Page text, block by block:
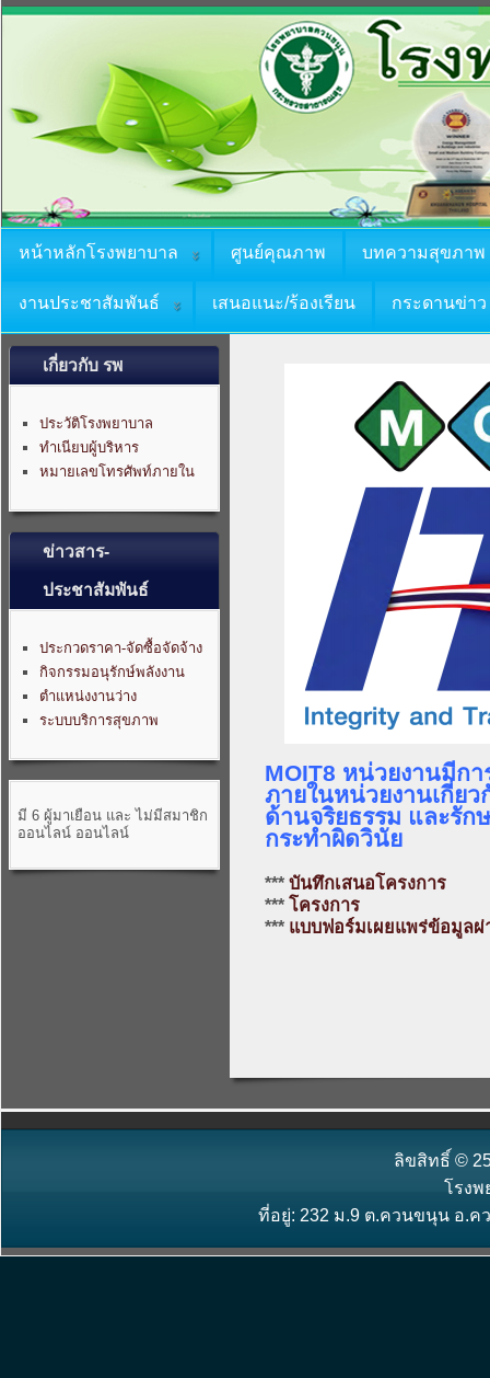
หน้าหลักโรงพยาบาล ศูนย์คุณภาพ บทความสุขภาพ
งานประชาสัมพันธ์ เสนอแนะ/ร้องเรียน กระดานข่าว
เกี่ยวกับ รพ
ประวัติโรงพยาบาล
ทำเนียบผู้บริหาร
หมายเลขโทรศัพท์ภายใน
ข่าวสาร-
ประชาสัมพันธ์
ประกวดราคา-จัดซื้อจัดจ้าง
กิจกรรมอนุรักษ์พลังงาน
ตำแหน่งงานว่าง
ระบบบริการสุขภาพ
มี 6 ผู้มาเยือน และ ไม่มีสมาชิก
ออนไลน์ ออนไลน์
MOIT8 หน่วยงานมีก
ภายในหน่วยงานเกี่ย
ด้านจริยธรรม และรัก
กระทำผิดวินัย
*** บันทึกเสนอโครงการ
*** โครงการ
*** แบบฟอร์มเผยแพร่ข้อมูลผ่
ลิขสิทธิ์ ©
โรง
ที่อยู่: 232 ม.9 ต.ควนขนุน อ.ค